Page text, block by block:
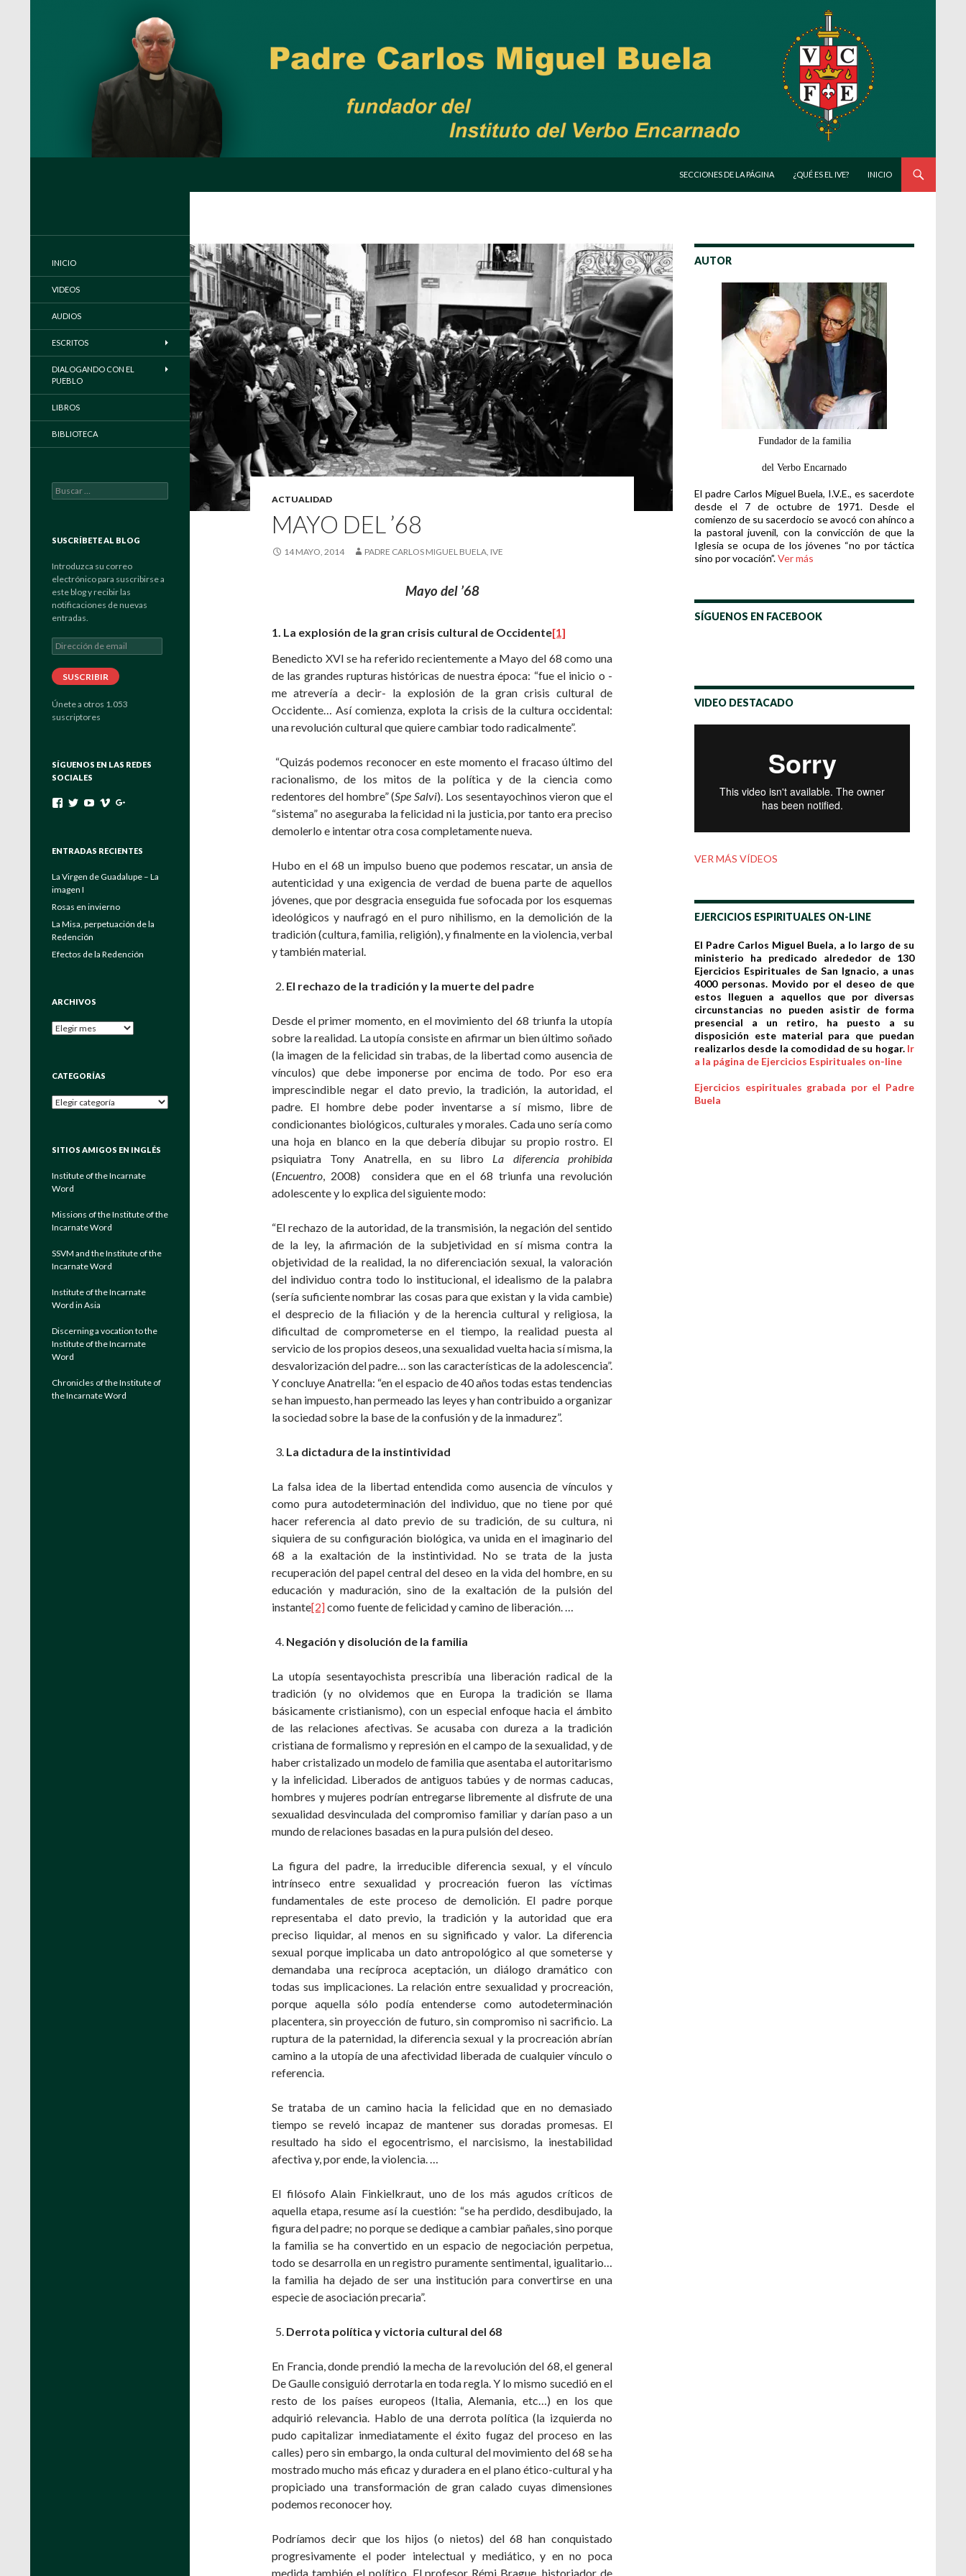
SECCIONES DE LA PÁGINA
¿QUÉ ES EL IVE? INICIO
ACTUALIDAD
MAYO DEL ’68
14 MAYO, 2014 PADRE CARLOS MIGUEL BUELA, IVE
Mayo del ’68
1. La explosión de la gran crisis cultural de Occidente[1]
Benedicto XVI se ha referido recientemente a Mayo del 68 como una
de las grandes rupturas históricas de nuestra época: “fue el inicio o -
me atrevería a decir- la explosión de la gran crisis cultural de
Occidente… Así comienza, explota la crisis de la cultura occidental:
una revolución cultural que quiere cambiar todo radicalmente”.
“Quizás podemos reconocer en este momento el fracaso último del
racionalismo, de los mitos de la política y de la ciencia como
redentores del hombre” (Spe Salvi). Los sesentayochinos vieron que el
“sistema” no aseguraba la felicidad ni la justicia, por tanto era preciso
demolerlo e intentar otra cosa completamente nueva.
Hubo en el 68 un impulso bueno que podemos rescatar, un ansia de
autenticidad y una exigencia de verdad de buena parte de aquellos
jóvenes, que por desgracia enseguida fue sofocada por los esquemas
ideológicos y naufragó en el puro nihilismo, en la demolición de la
tradición (cultura, familia, religión), y finalmente en la violencia, verbal
y también material.
El rechazo de la tradición y la muerte del padre
Desde el primer momento, en el movimiento del 68 triunfa la utopía
sobre la realidad. La utopía consiste en afirmar un bien último soñado
(la imagen de la felicidad sin trabas, de la libertad como ausencia de
vínculos) que debe imponerse por encima de todo. Por eso era
imprescindible negar el dato previo, la tradición, la autoridad, el
padre. El hombre debe poder inventarse a sí mismo, libre de
condicionantes biológicos, culturales y morales. Cada uno sería como
una hoja en blanco en la que debería dibujar su propio rostro. El
psiquiatra Tony Anatrella, en su libro La diferencia prohibida
(Encuentro, 2008) considera que en el 68 triunfa una revolución
adolescente y lo explica del siguiente modo:
“El rechazo de la autoridad, de la transmisión, la negación del sentido
de la ley, la afirmación de la subjetividad en sí misma contra la
objetividad de la realidad, la no diferenciación sexual, la valoración
del individuo contra todo lo institucional, el idealismo de la palabra
(sería suficiente nombrar las cosas para que existan y la vida cambie)
el desprecio de la filiación y de la herencia cultural y religiosa, la
dificultad de comprometerse en el tiempo, la realidad puesta al
servicio de los propios deseos, una sexualidad vuelta hacia sí misma, la
desvalorización del padre… son las características de la adolescencia”.
Y concluye Anatrella: “en el espacio de 40 años todas estas tendencias
se han impuesto, han permeado las leyes y han contribuido a organizar
la sociedad sobre la base de la confusión y de la inmadurez”.
La dictadura de la instintividad
La falsa idea de la libertad entendida como ausencia de vínculos y
como pura autodeterminación del individuo, que no tiene por qué
hacer referencia al dato previo de su tradición, de su cultura, ni
siquiera de su configuración biológica, va unida en el imaginario del
68 a la exaltación de la instintividad. No se trata de la justa
recuperación del papel central del deseo en la vida del hombre, en su
educación y maduración, sino de la exaltación de la pulsión del
instante[2]como fuente de felicidad y camino de liberación. …
Negación y disolución de la familia
La utopía sesentayochista prescribía una liberación radical de la
tradición (y no olvidemos que en Europa la tradición se llama
básicamente cristianismo), con un especial enfoque hacia el ámbito
de las relaciones afectivas. Se acusaba con dureza a la tradición
cristiana de formalismo y represión en el campo de la sexualidad, y de
haber cristalizado un modelo de familia que asentaba el autoritarismo
y la infelicidad. Liberados de antiguos tabúes y de normas caducas,
hombres y mujeres podrían entregarse libremente al disfrute de una
sexualidad desvinculada del compromiso familiar y darían paso a un
mundo de relaciones basadas en la pura pulsión del deseo.
La figura del padre, la irreducible diferencia sexual, y el vínculo
intrínseco entre sexualidad y procreación fueron las víctimas
fundamentales de este proceso de demolición. El padre porque
representaba el dato previo, la tradición y la autoridad que era
preciso liquidar, al menos en su significado y valor. La diferencia
sexual porque implicaba un dato antropológico al que someterse y
demandaba una recíproca aceptación, un diálogo dramático con
todas sus implicaciones. La relación entre sexualidad y procreación,
porque aquella sólo podía entenderse como autodeterminación
placentera, sin proyección de futuro, sin compromiso ni sacrificio. La
ruptura de la paternidad, la diferencia sexual y la procreación abrían
camino a la utopía de una afectividad liberada de cualquier vínculo o
referencia.
Se trataba de un camino hacia la felicidad que en no demasiado
tiempo se reveló incapaz de mantener sus doradas promesas. El
resultado ha sido el egocentrismo, el narcisismo, la inestabilidad
afectiva y, por ende, la violencia. …
El filósofo Alain Finkielkraut, uno de los más agudos críticos de
aquella etapa, resume así la cuestión: “se ha perdido, desdibujado, la
figura del padre; no porque se dedique a cambiar pañales, sino porque
la familia se ha convertido en un espacio de negociación perpetua,
todo se desarrolla en un registro puramente sentimental, igualitario…
la familia ha dejado de ser una institución para convertirse en una
especie de asociación precaria”.
Derrota política y victoria cultural del 68
En Francia, donde prendió la mecha de la revolución del 68, el general
De Gaulle consiguió derrotarla en toda regla. Y lo mismo sucedió en el
resto de los países europeos (Italia, Alemania, etc…) en los que
adquirió relevancia. Hablo de una derrota política (la izquierda no
pudo capitalizar inmediatamente el éxito fugaz del proceso en las
calles) pero sin embargo, la onda cultural del movimiento del 68 se ha
mostrado mucho más eficaz y duradera en el plano ético-cultural y ha
propiciado una transformación de gran calado cuyas dimensiones
podemos reconocer hoy.
Podríamos decir que los hijos (o nietos) del 68 han conquistado
progresivamente el poder intelectual y mediático, y en no poca
medida también el político. El profesor Rémi Brague, historiador de
AUTOR
Fundador de la familia
del Verbo Encarnado
El padre Carlos Miguel Buela, I.V.E., es sacerdote
desde el 7 de octubre de 1971. Desde el
comienzo de su sacerdocio se avocó con ahínco a
la pastoral juvenil, con la convicción de que la
Iglesia se ocupa de los jóvenes “no por táctica
sino por vocación”.Ver más
SÍGUENOS EN FACEBOOK
VIDEO DESTACADO
VER MÁS VÍDEOS
EJERCICIOS ESPIRITUALES ON-LINE
El Padre Carlos Miguel Buela, a lo largo de su
ministerio ha predicado alrededor de 130
Ejercicios Espirituales de San Ignacio, a unas
4000 personas. Movido por el deseo de que
estos lleguen a aquellos que por diversas
circunstancias no pueden asistir de forma
presencial a un retiro, ha puesto a su
disposición este material para que puedan
realizarlos desde la comodidad de su hogar. Ir
a la página de Ejercicios Espirituales on-line
Ejercicios espirituales grabada por el Padre
Buela
INICIO
VIDEOS
AUDIOS
ESCRITOS
DIALOGANDO CON EL
PUEBLO
LIBROS
BIBLIOTECA
Buscar:
SUSCRÍBETE AL BLOG
Introduzca su correo
electrónico para suscribirse a
este blog y recibir las
notificaciones de nuevas
entradas.
Dirección
de
email
SUSCRIBIR
Únete a otros 1.053
suscriptores
SÍGUENOS EN LAS REDES
SOCIALES
Ver
en
Ver
en
Ver
en
Ver
en en
ENTRADAS RECIENTES
La Virgen de Guadalupe – La
imagen I
Rosas en invierno
La Misa, perpetuación de la
Redención
Efectos de la Redención
ARCHIVOS
Archivos
CATEGORÍAS
Categorías
SITIOS AMIGOS EN INGLÉS
Institute of the Incarnate
Word
Missions of the Institute of the
Incarnate Word
SSVM and the Institute of the
Incarnate Word
Institute of the Incarnate
Word in Asia
Discerning a vocation to the
Institute of the Incarnate
Word
Chronicles of the Institute of
the Incarnate Word